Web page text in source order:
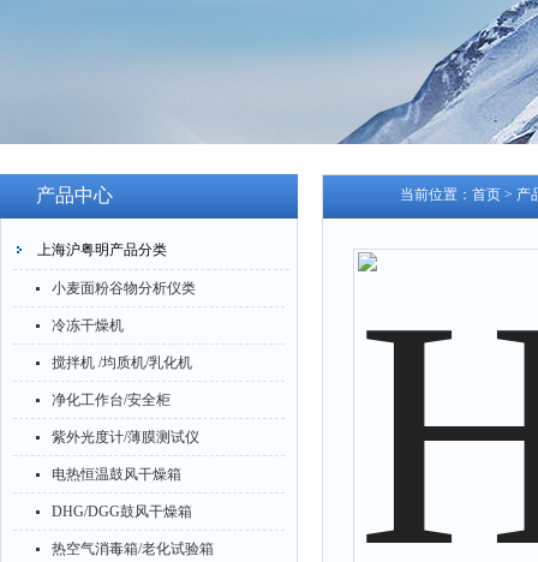
产品中心
上海沪粤明产品分类
小麦面粉谷物分析仪类
冷冻干燥机
搅拌机 /均质机/乳化机
净化工作台/安全柜
紫外光度计/薄膜测试仪
电热恒温鼓风干燥箱
DHG/DGG鼓风干燥箱
热空气消毒箱/老化试验箱
当前位置： 首页 > 产